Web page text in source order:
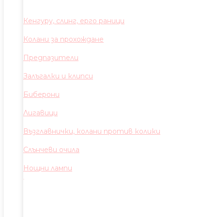
Кенгуру, слинг, ерго раници
Колани за прохождане
Предпазители
Залъгалки и клипси
Биберони
Лигавици
Възглавнички, колани против колики
Слънчеви очила
Нощни лампи